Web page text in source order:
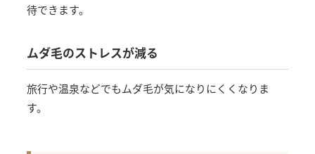
待できます。
ムダ毛のストレスが減る
旅行や温泉などでもムダ毛が気になりにくくなりま
す。